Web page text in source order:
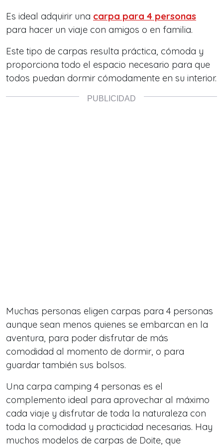
Es ideal adquirir una carpa para 4 personas
para hacer un viaje con amigos o en familia.
Este tipo de carpas resulta práctica, cómoda y
proporciona todo el espacio necesario para que
todos puedan dormir cómodamente en su interior.
Muchas personas eligen carpas para 4 personas
aunque sean menos quienes se embarcan en la
aventura, para poder disfrutar de más
comodidad al momento de dormir, o para
guardar también sus bolsos.
Una carpa camping 4 personas es el
complemento ideal para aprovechar al máximo
cada viaje y disfrutar de toda la naturaleza con
toda la comodidad y practicidad necesarias. Hay
muchos modelos de carpas de Doite, que